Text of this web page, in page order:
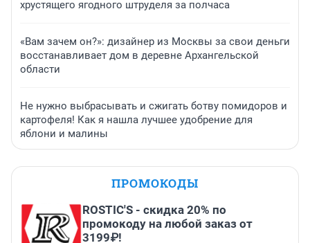
хрустящего ягодного штруделя за полчаса
«Вам зачем он?»: дизайнер из Москвы за свои деньги
восстанавливает дом в деревне Архангельской
области
Не нужно выбрасывать и сжигать ботву помидоров и
картофеля! Как я нашла лучшее удобрение для
яблони и малины
ПРОМОКОДЫ
ROSTIC'S - скидка 20% по
промокоду на любой заказ от
3199₽!